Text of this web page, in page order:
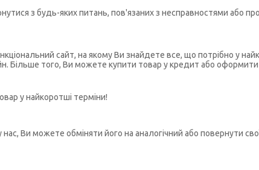
з будь-яких питань, пов'язаних з несправностями або
сайт, на якому Ви знайдете все, що потрібно у
Більше того, Ви можете купити товар у кредит або оформити
у найкоротші терміни!
Ви можете обміняти його на аналогічний або повернути